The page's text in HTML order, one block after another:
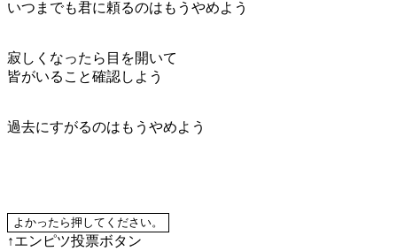
いつまでも君に頼るのはもうやめよう
寂しくなったら目を開いて
皆がいること確認しよう
過去にすがるのはもうやめよう
↑エンピツ投票ボタン